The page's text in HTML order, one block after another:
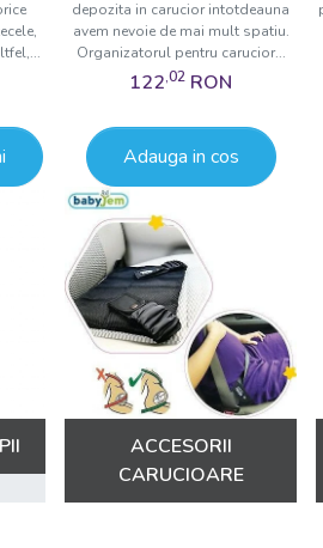
suntem aici pentru a vă
ofere sfaturi și asistență
dumneavoastră.
Explorați acum
transformați fiecare
dumneavoastră!
depozita in carucior intotdeauna
avem nevoie de mai mult spatiu.
Organizatorul pentru carucior...
122,02 RON
Adauga in cos
ACCESORII
CARUCIOARE